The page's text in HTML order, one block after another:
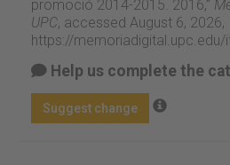
promoció 2014-2015. 2016,”
UPC, accessed August 6, 2026,
https://
Help us complete the
Suggest change